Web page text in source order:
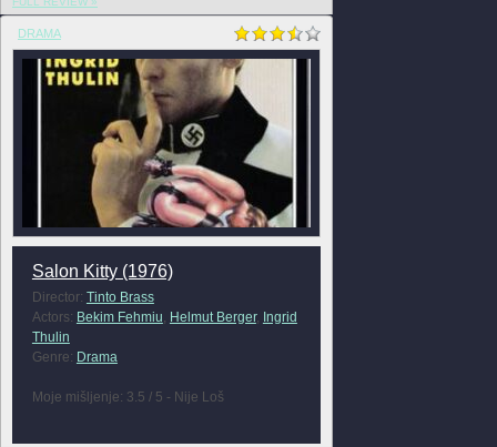
DRAMA
Salon Kitty (1976)
Director: Tinto Brass
Actors: Bekim Fehmiu, Helmut Berger, Ingrid
Thulin
Genre: Drama
Moje mišljenje: 3.5 / 5 - Nije Loš